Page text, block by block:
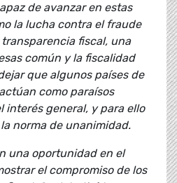
de avanzar en estas
la lucha contra el fraude
fiscal, una
común y la fiscalidad
que algunos países de
como paraísos
interés general, y para ello
norma de unanimidad.
una oportunidad en el
el compromiso de los